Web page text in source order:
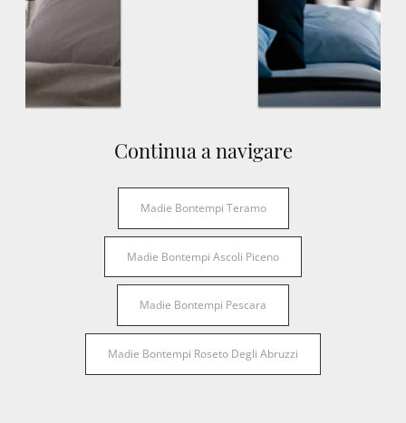
Continua a navigare
Madie Bontempi Teramo
Madie Bontempi Ascoli Piceno
Madie Bontempi Pescara
Madie Bontempi Roseto Degli Abruzzi